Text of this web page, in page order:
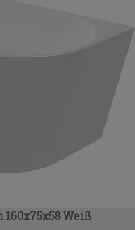
Weiß